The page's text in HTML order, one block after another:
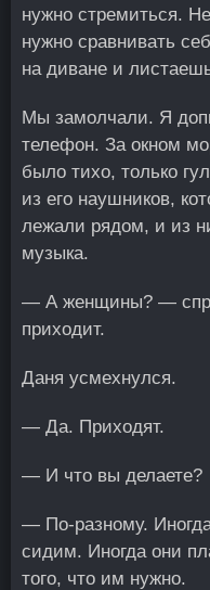
нужно стремиться.
нужно сравнивать
на диване и
Мы замолчали. Я
телефон. За окном
было тихо, только
из его наушников,
лежали рядом, и из
музыка.
— А женщины? —
приходит.
Даня усмехнулся.
— Да. Приходят.
— И что вы делаете?
— По-разному.
сидим. Иногда они
того, что им нужно.